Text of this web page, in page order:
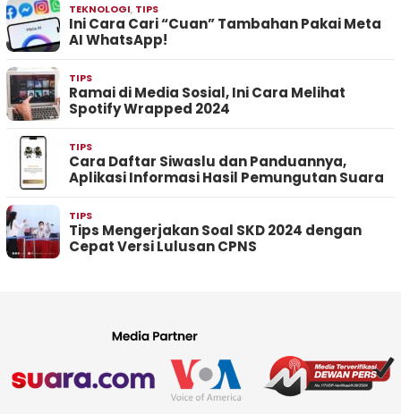
TEKNOLOGI, TIPS
Ini Cara Cari “Cuan” Tambahan Pakai Meta
AI WhatsApp!
TIPS
Ramai di Media Sosial, Ini Cara Melihat
Spotify Wrapped 2024
TIPS
Cara Daftar Siwaslu dan Panduannya,
Aplikasi Informasi Hasil Pemungutan Suara
TIPS
Tips Mengerjakan Soal SKD 2024 dengan
Cepat Versi Lulusan CPNS